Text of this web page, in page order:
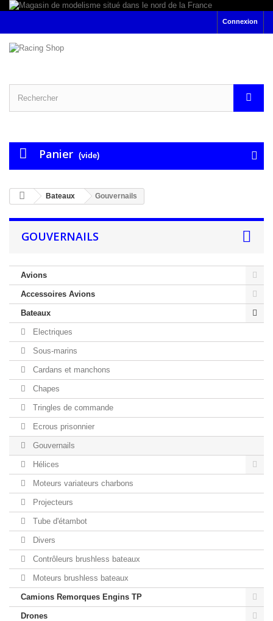
Connexion
Panier (vide)
Bateaux Gouvernails
GOUVERNAILS
Avions
Accessoires Avions
Bateaux
Electriques
Sous-marins
Cardans et manchons
Chapes
Tringles de commande
Ecrous prisonnier
Gouvernails
Hélices
Moteurs variateurs charbons
Projecteurs
Tube d'étambot
Divers
Contrôleurs brushless bateaux
Moteurs brushless bateaux
Camions Remorques Engins TP
Drones